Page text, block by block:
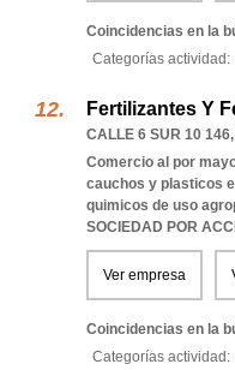
Coincidencias en la
Categorías actividad:
Fertilizantes Y
CALLE 6 SUR 10 146,
Comercio al por
cauchos y plasticos
quimicos de uso
SOCIEDAD POR
Ver empresa
Coincidencias en la
Categorías actividad: